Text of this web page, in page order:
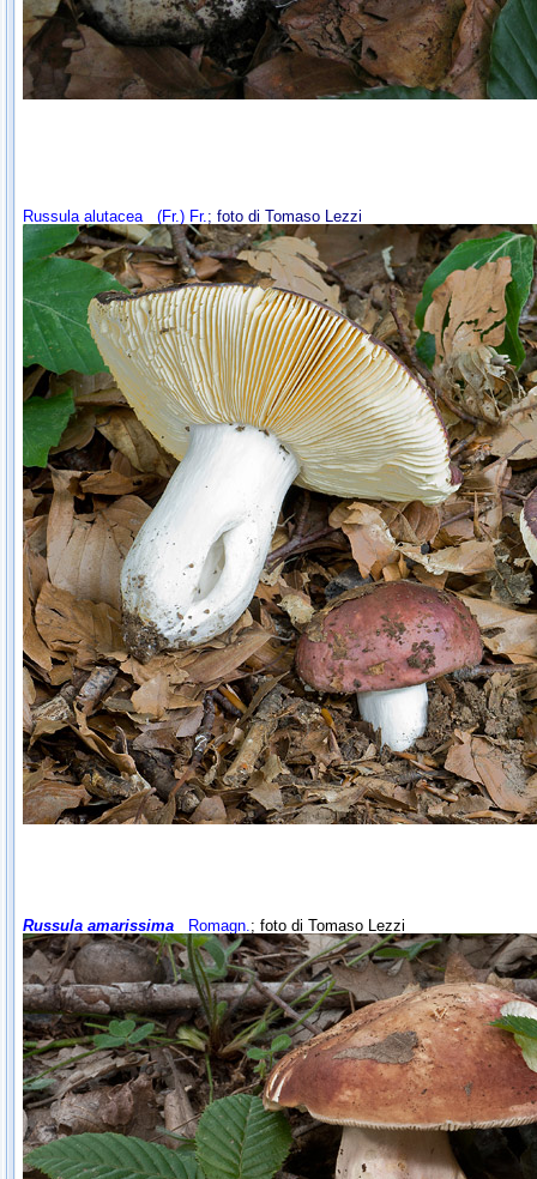
Russula alutacea (Fr.) Fr.; foto di Tomaso Lezzi
Russula amarissima Romagn.; foto di Tomaso Lezzi